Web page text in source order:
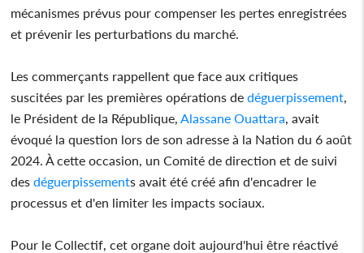
mécanismes prévus pour compenser les pertes enregistrées
et prévenir les perturbations du marché.
Les commerçants rappellent que face aux critiques
suscitées par les premières opérations de déguerpissement
le Président de la République, Alassane Ouattara , avait
évoqué la question lors de son adresse à la Nation du 6 août
2024. À cette occasion, un Comité de direction et de suivi
des déguerpissements avait été créé afin d'encadrer le
processus et d'en limiter les impacts sociaux.
Pour le Collectif, cet organe doit aujourd'hui être réactivé